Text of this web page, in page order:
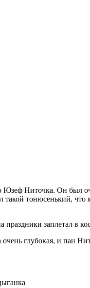
Ниточка. Он был
тонюсенький,
заплетал в
глубокая, и пан